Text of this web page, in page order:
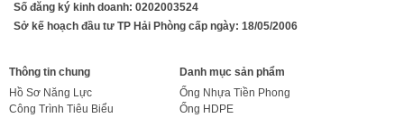
Số đăng ký kinh doanh: 0202003524
Sở kế hoạch đầu tư TP Hải Phòng cấp ngày: 18/05/2006
Thông tin chung
Hồ Sơ Năng Lực
Công Trình Tiêu Biểu
Danh mục sản phẩm
Ống Nhựa Tiền Phong
Ống HDPE